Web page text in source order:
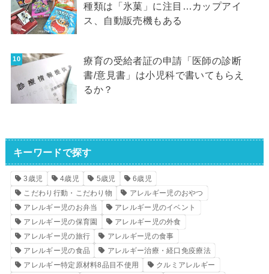
種類は「氷菓」に注目…カップアイ
ス、自動販売機もある
療育の受給者証の申請「医師の診断
書/意見書」は小児科で書いてもらえ
るか？
キーワードで探す
3歳児 4歳児 5歳児
6歳児
こだわり行動・こだわり物
アレルギー児のおやつ
アレルギー児のお弁当
アレルギー児のイベント
アレルギー児の保育園
アレルギー児の外食
アレルギー児の旅行
アレルギー児の食事
アレルギー児の食品
アレルギー治療・経口免疫療法
アレルギー特定原材料8品目不使用
クルミアレルギー